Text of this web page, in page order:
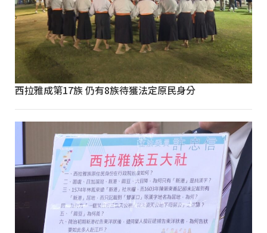
西拉雅成第17族 仍有8族待獲法定原民身分